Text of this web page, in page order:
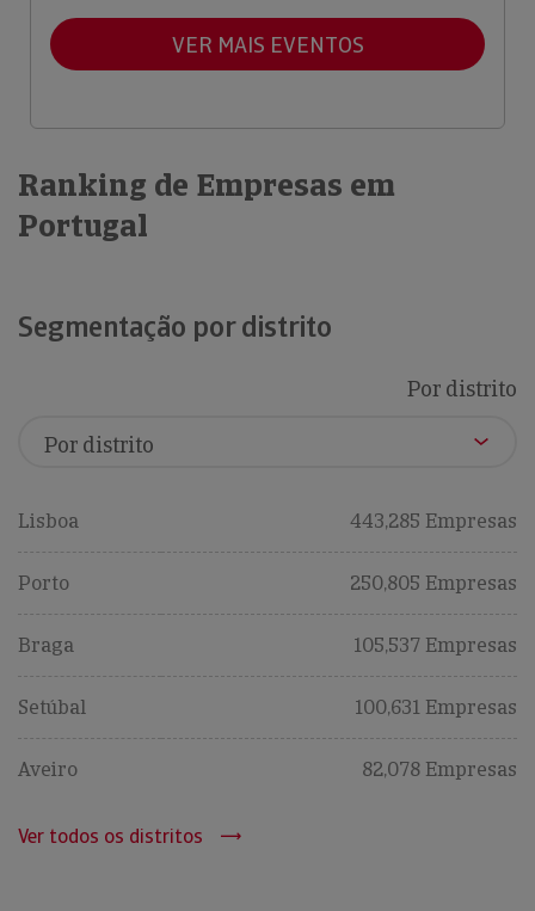
VER MAIS EVENTOS
Ranking de Empresas em
Portugal
Segmentação por distrito
Por distrito
Lisboa 443,285 Empresas
Porto 250,805 Empresas
Braga 105,537 Empresas
Setúbal 100,631 Empresas
Aveiro 82,078 Empresas
Ver todos os distritos